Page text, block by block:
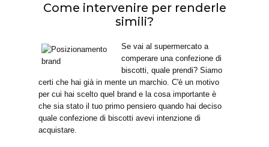
Come intervenire per renderle
simili?
Se vai al supermercato a
comperare una confezione di
biscotti, quale prendi? Siamo
certi che hai già in mente un marchio. C'è un motivo
per cui hai scelto quel brand e la cosa importante è
che sia stato il tuo primo pensiero quando hai deciso
quale confezione di biscotti avevi intenzione di
acquistare.